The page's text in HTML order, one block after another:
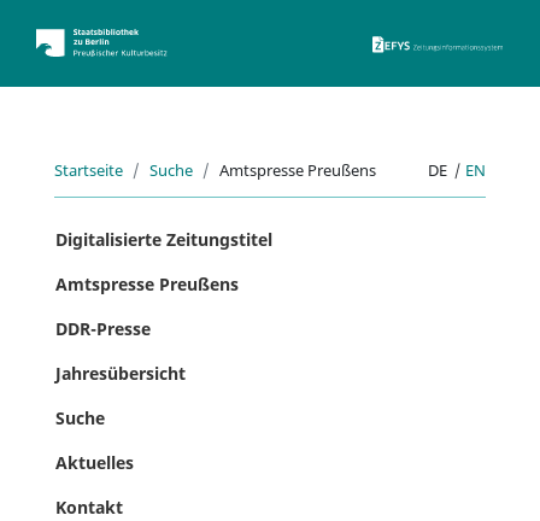
Startseite Suche Amtspresse Preußens DE | EN
Digitalisierte Zeitungstitel
Amtspresse Preußens
DDR-Presse
Jahresübersicht
Suche
Aktuelles
Kontakt